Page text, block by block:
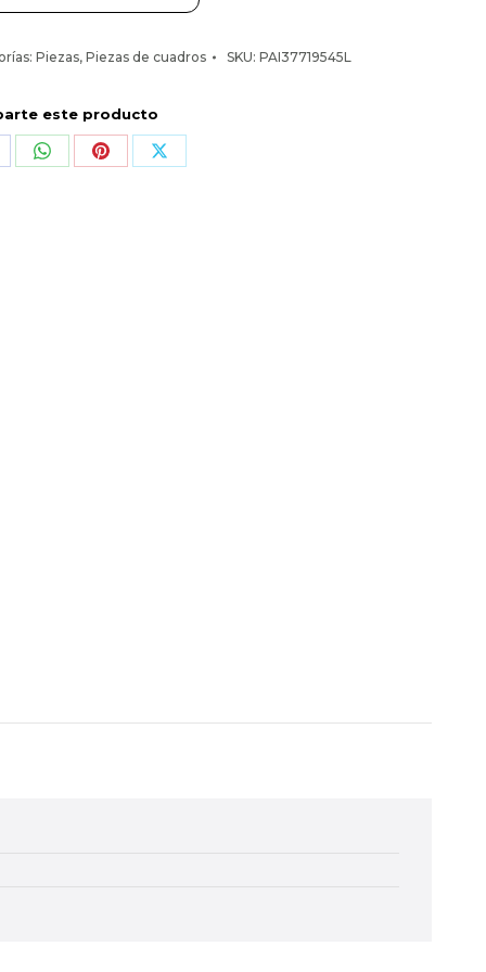
Piezas,Piezas de cuadros SKU:PAI37719545L
este producto
Share Share Share